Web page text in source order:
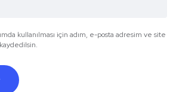
kullanılması için adım, e-posta adresim ve site